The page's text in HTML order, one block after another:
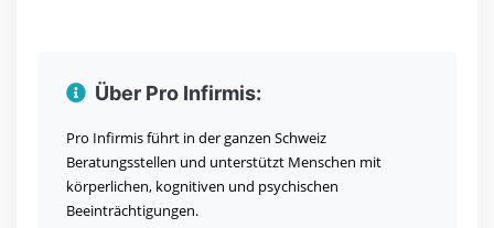
Über Pro Infirmis:
Pro Infirmis führt in der ganzen Schweiz
Beratungsstellen und unterstützt Menschen mit
körperlichen, kognitiven und psychischen
Beeinträchtigungen.